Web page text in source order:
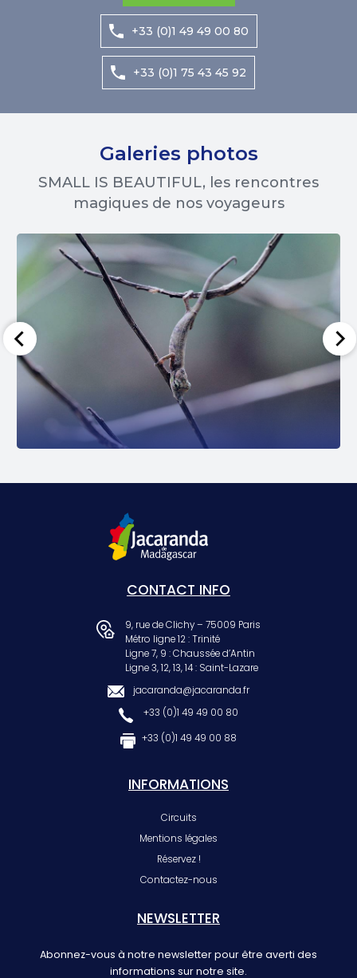
+33 (0)1 49 49 00 80
+33 (0)1 75 43 45 92
Galeries photos
SMALL IS BEAUTIFUL, les rencontres
magiques de nos voyageurs
CONTACT INFO
9, rue de Clichy – 75009 Paris
Métro ligne 12 : Trinité
Ligne 7, 9 : Chaussée d’Antin
Ligne 3, 12, 13, 14 : Saint-Lazare
jacaranda@jacaranda.fr
+33 (0)1 49 49 00 80
+33 (0)1 49 49 00 88
INFORMATIONS
Circuits
Mentions légales
Réservez !
Contactez-nous
NEWSLETTER
Abonnez-vous à notre newsletter pour être averti des
informations sur notre site.